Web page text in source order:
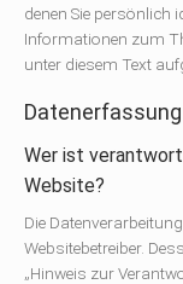
denen Sie persönlich
Informationen zum
unter diesem Text
Wer ist
Website?
Die
Websitebetreiber.
„Hinweis zur